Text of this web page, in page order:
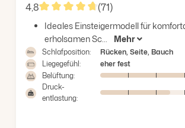
4,8
Durchschnittliche Bewertung
(71)
Ideales Einsteigermodell für
erholsamen Sc...
Mehr
Schlafposition:
Rücken, Seite, Bauch
Liegegefühl:
eher fest
Belüftung:
Druck-
entlastung: